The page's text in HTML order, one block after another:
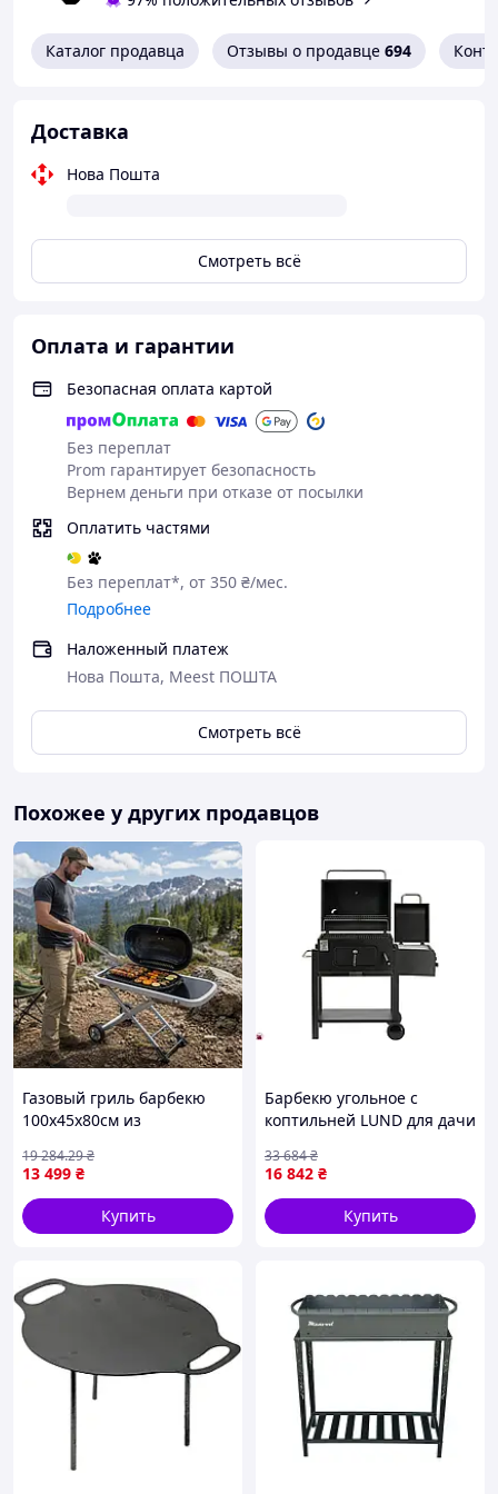
Каталог продавца Отзывы о продавце 694
Доставка
Нова Пошта
Смотреть всё
Оплата и гарантии
Безопасная оплата картой
Без переплат
Prom гарантирует безопасность
Вернем деньги при отказе от посылки
Оплатить частями
Без переплат*, от 350 ₴/мес.
Подробнее
Наложенный платеж
Нова Пошта, Meest ПОШТА
Смотреть всё
Похожее у других продавцов
Газовый гриль барбекю
100х45х80см из
Портативный гриль на
колесах с регулировкой
температуры для пикника
13 499 ₴
19 284.29₴
Купить
Барбекю угольное с
коптильней LUND для дачи
термометром и
регулировкой высоты
16 842 ₴
33 684₴
Купить